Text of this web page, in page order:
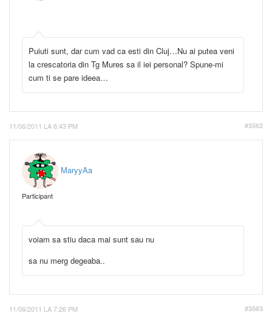
Puiuti sunt, dar cum vad ca esti din Cluj…Nu ai putea veni
la crescatoria din Tg Mures sa il iei personal? Spune-mi
cum ti se pare ideea…
11/06/2011 LA 6:43 PM #3562
MaryyAa
Participant
voiam sa stiu daca mai sunt sau nu
sa nu merg degeaba..
11/06/2011 LA 7:26 PM #3563